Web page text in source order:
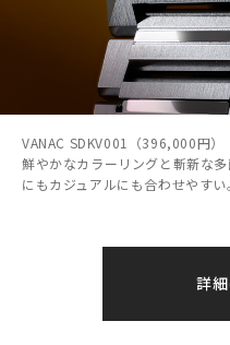
VANAC SDKV001（396,000円）
鮮やかなカラーリングと斬新な
にもカジュアルにも合わせやすい
詳